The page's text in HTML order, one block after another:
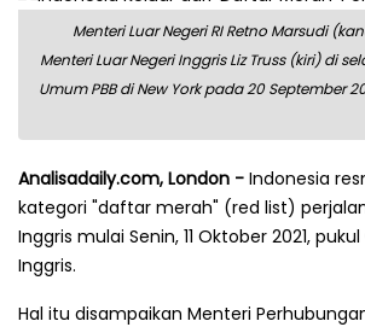
Menteri Luar Negeri RI Retno Marsudi
Menteri Luar Negeri Inggris Liz Truss (kiri) di
Umum PBB di New York pada 20 September
Analisadaily.com, London - Indonesia
kategori "daftar merah" (red list)
Inggris mulai Senin, 11 Oktober 2021,
Inggris.
Hal itu disampaikan Menteri